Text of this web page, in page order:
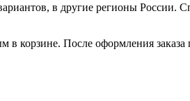
в другие регионы России.
корзине. После оформления заказа